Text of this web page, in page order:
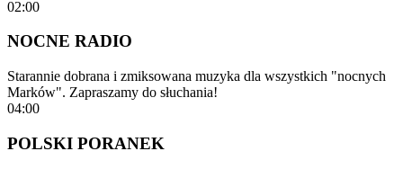
02:00
NOCNE RADIO
Starannie dobrana i zmiksowana muzyka dla wszystkich "nocnych
Marków". Zapraszamy do słuchania!
04:00
POLSKI PORANEK